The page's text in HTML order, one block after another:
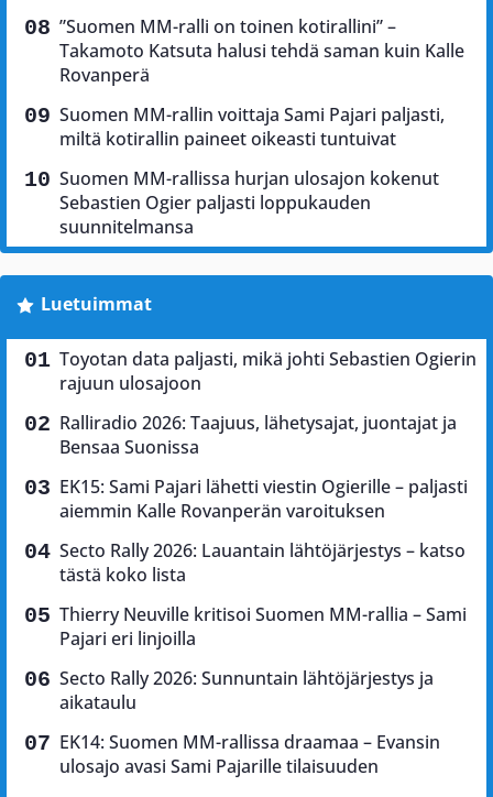
”Suomen MM-ralli on toinen kotirallini” –
Takamoto Katsuta halusi tehdä saman kuin Kalle
Rovanperä
Suomen MM-rallin voittaja Sami Pajari paljasti,
miltä kotirallin paineet oikeasti tuntuivat
Suomen MM-rallissa hurjan ulosajon kokenut
Sebastien Ogier paljasti loppukauden
suunnitelmansa
Luetuimmat
Toyotan data paljasti, mikä johti Sebastien Ogierin
rajuun ulosajoon
Ralliradio 2026: Taajuus, lähetysajat, juontajat ja
Bensaa Suonissa
EK15: Sami Pajari lähetti viestin Ogierille – paljasti
aiemmin Kalle Rovanperän varoituksen
Secto Rally 2026: Lauantain lähtöjärjestys – katso
tästä koko lista
Thierry Neuville kritisoi Suomen MM-rallia – Sami
Pajari eri linjoilla
Secto Rally 2026: Sunnuntain lähtöjärjestys ja
aikataulu
EK14: Suomen MM-rallissa draamaa – Evansin
ulosajo avasi Sami Pajarille tilaisuuden